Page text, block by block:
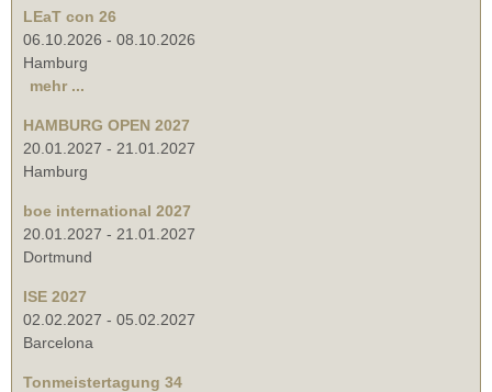
LEaT con 26
06.10.2026 - 08.10.2026
Hamburg
mehr ...
HAMBURG OPEN 2027
20.01.2027 - 21.01.2027
Hamburg
boe international 2027
20.01.2027 - 21.01.2027
Dortmund
ISE 2027
02.02.2027 - 05.02.2027
Barcelona
Tonmeistertagung 34